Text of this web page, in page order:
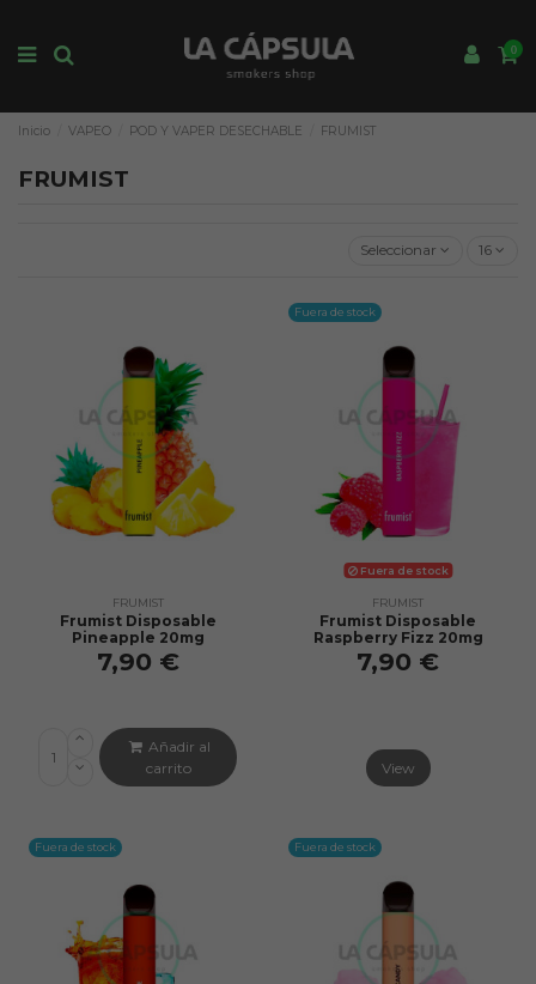
0
Inicio VAPEO POD Y VAPER DESECHABLE FRUMIST
FRUMIST
Seleccionar 16
FRUMIST
Frumist Disposable
Pineapple 20mg
7,90 €
Añadir al
carrito
Fuera de stock
Fuera de stock
FRUMIST
Frumist Disposable
Raspberry Fizz 20mg
7,90 €
View
Fuera de stock Fuera de stock